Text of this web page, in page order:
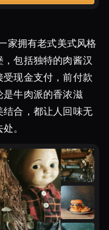
家拥有老式美式风格
包括独特的肉酱汉
现金支付，前付款
牛肉派的香浓滋
合，都让人回味无
。